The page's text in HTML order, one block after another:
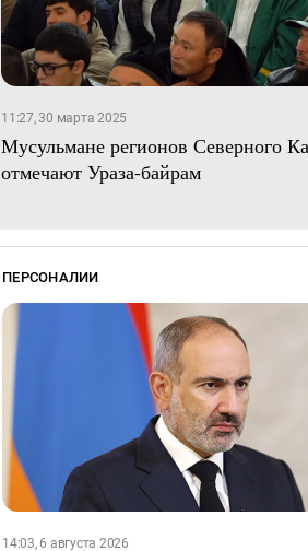
11:27, 30 марта 2025
Мусульмане регионов Северного
отмечают Ураза-байрам
ПЕРСОНАЛИИ
14:03, 6 августа 2026